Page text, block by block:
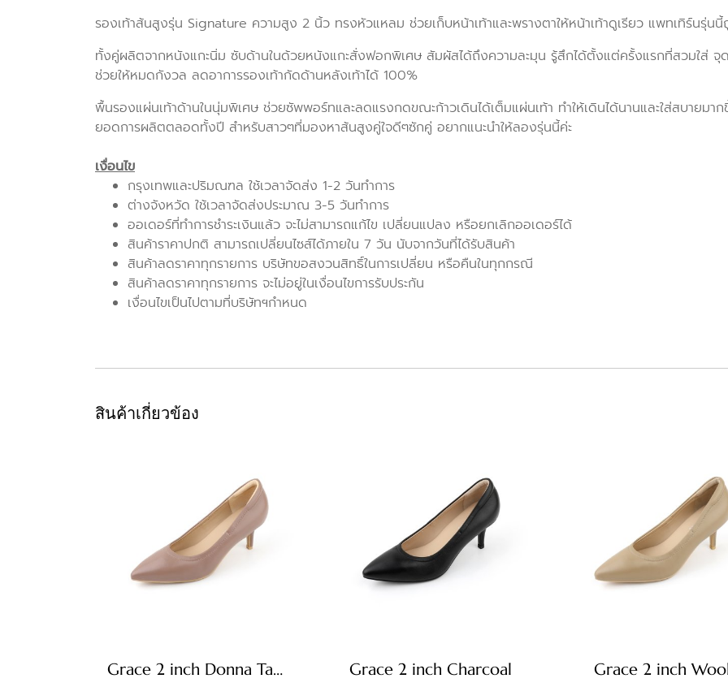
รองเท้าส้นสูงรุ่น Signature ความสูง 2 นิ้ว ทรงหัวแหลม ช่วยเก็บหน้าเท้าและพรางตาให้หน้าเท้าดูเรียว แพทเทิร์นรุ่นนี้
ทั้งคู่ผลิตจากหนังแกะนิ่ม ซับด้านในด้วยหนังแกะสั่งฟอกพิเศษ สัมผัสได้ถึงความละมุน รู้สึกได้ตั้งแต่ครั้งแรกที่สวมใส่
ช่วยให้หมดกังวล ลดอาการรองเท้ากัดด้านหลังเท้าได้ 100%
พื้นรองแผ่นเท้าด้านในนุ่มพิเศษ ช่วยซัพพอร์ทและลดแรงกดขณะก้าวเดินได้เต็มแผ่นเท้า ทำให้เดินได้นานและใส่สบายมา
ยอดการผลิตตลอดทั้งปี สำหรับสาวๆที่มองหาส้นสูงคู่ใจดีๆซักคู่ อยากแนะนำให้ลองรุ่นนี้ค่ะ
เงื่อนไข
กรุงเทพและปริมณฑล ใช้เวลาจัดส่ง 1-2 วันทำการ
ต่างจังหวัด ใช้เวลาจัดส่งประมาณ 3-5 วันทำการ
ออเดอร์ที่ทำการชำระเงินแล้ว จะไม่สามารถแก้ไข เปลี่ยนแปลง หรือยกเลิกออเดอร์ได้
สินค้าราคาปกติ สามารถเปลี่ยนไซส์ได้ภายใน 7 วัน นับจากวันที่ได้รับสินค้า
สินค้าลดราคาทุกรายการ บริษัทขอสงวนสิทธิ์ในการเปลี่ยน หรือคืนในทุกกรณี
สินค้าลดราคาทุกรายการ จะไม่อยู่ในเงื่อนไขการรับประกัน
เงื่อนไขเป็นไปตามที่บริษัทฯกำหนด
สินค้าเกี่ยวข้อง
Grace 2 inch Donna Taupe Grace 2 inch Charcoal Grace 2 inch